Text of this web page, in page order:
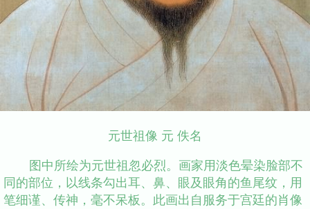
元世祖像 元 佚名
图中所绘为元世祖忽必烈。画家用淡色晕染脸部不
同的部位，以线条勾出耳、鼻、眼及眼角的鱼尾纹，用
笔细谨、传神，毫不呆板。此画出自服务于宫廷的肖像